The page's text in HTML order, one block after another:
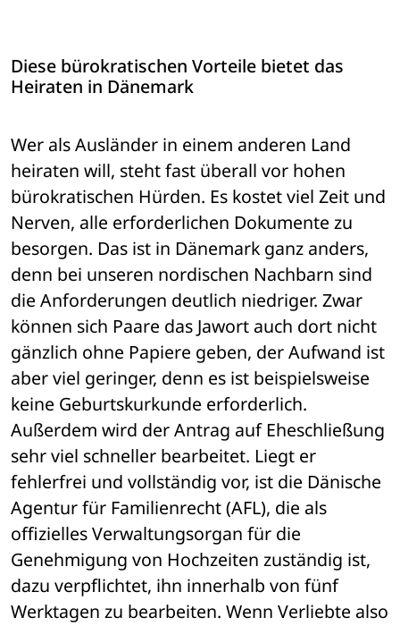
Diese bürokratischen Vorteile bietet das
Heiraten in Dänemark
Wer als Ausländer in einem anderen Land
heiraten will, steht fast überall vor hohen
bürokratischen Hürden. Es kostet viel Zeit und
Nerven, alle erforderlichen Dokumente zu
besorgen. Das ist in Dänemark ganz anders,
denn bei unseren nordischen Nachbarn sind
die Anforderungen deutlich niedriger. Zwar
können sich Paare das Jawort auch dort nicht
gänzlich ohne Papiere geben, der Aufwand ist
aber viel geringer, denn es ist beispielsweise
keine Geburtskurkunde erforderlich.
Außerdem wird der Antrag auf Eheschließung
sehr viel schneller bearbeitet. Liegt er
fehlerfrei und vollständig vor, ist die Dänische
Agentur für Familienrecht (AFL), die als
offizielles Verwaltungsorgan für die
Genehmigung von Hochzeiten zuständig ist,
dazu verpflichtet, ihn innerhalb von fünf
Werktagen zu bearbeiten. Wenn Verliebte also